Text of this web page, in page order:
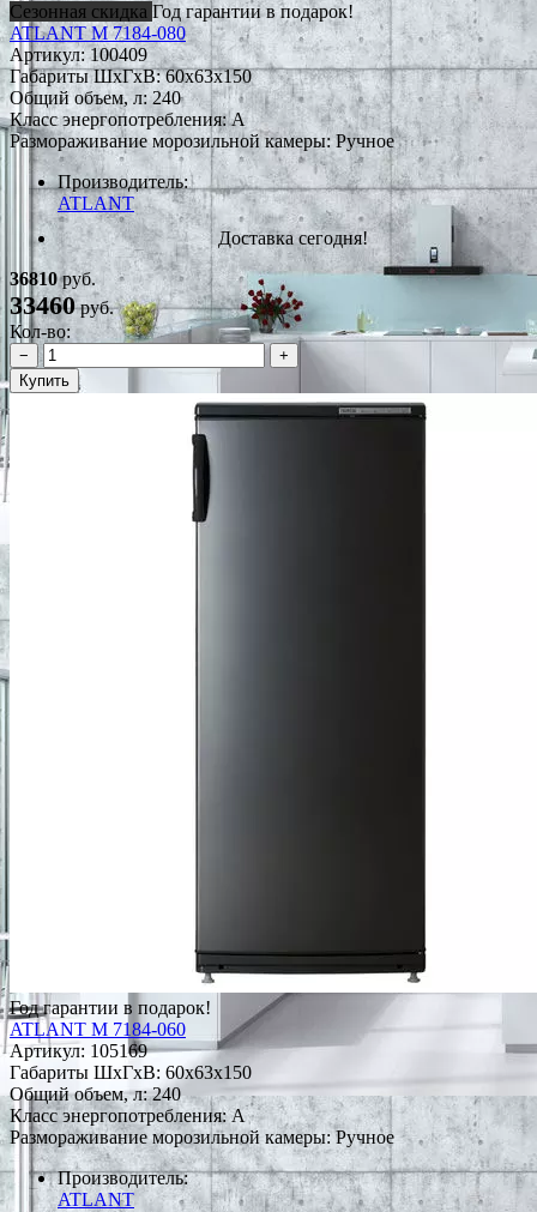
Сезонная скидка Год гарантии в подарок!
ATLANT М 7184-080
Артикул:100409
Габариты ШxГxВ: 60x63x150
Общий объем, л: 240
Класс энергопотребления: A
Размораживание морозильной камеры: Ручное
Производитель:
ATLANT
Доставка сегодня!
36810руб.
33460руб.
Кол-во:
−
+
Купить
Год гарантии в подарок!
ATLANT М 7184-060
Артикул: 105169
Габариты ШxГxВ: 60x63x150
Общий объем, л: 240
Класс энергопотребления: A
Размораживание морозильной камеры: Ручное
Производитель:
ATLANT